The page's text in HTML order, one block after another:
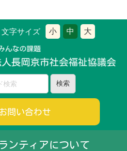
文字サイズ 小 中 大
問い合わせ
ンティアについて